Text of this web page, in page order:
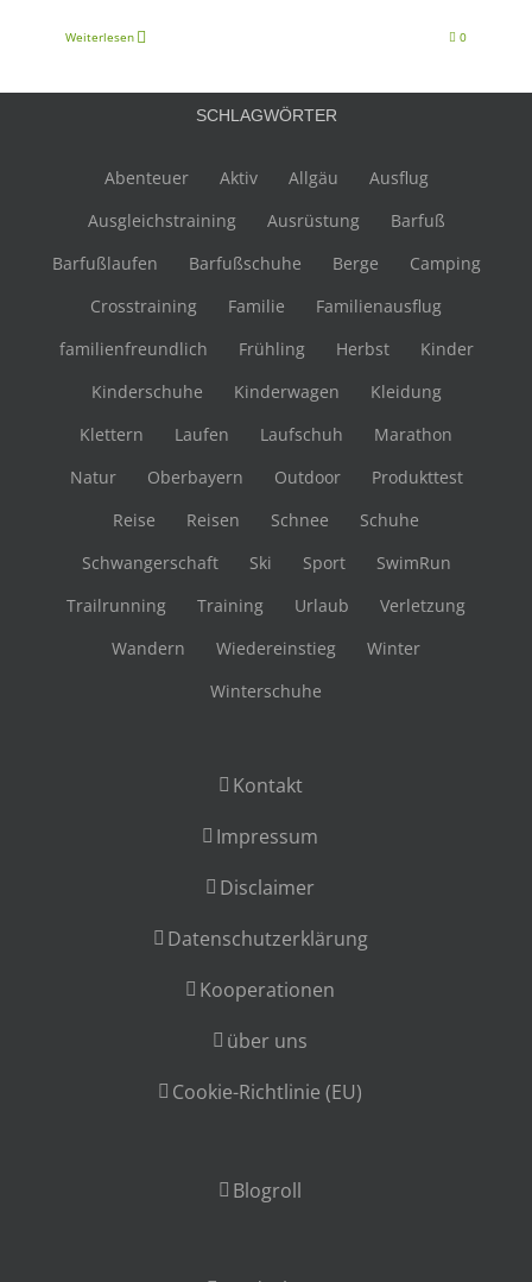
Weiterlesen 0
SCHLAGWÖRTER
Abenteuer Aktiv Allgäu
Ausflug
Ausgleichstraining
Ausrüstung
Barfuß
Barfußlaufen
Barfußschuhe Berge
Camping
Crosstraining
Familie
Familienausflug
familienfreundlich
Frühling Herbst
Kinder
Kinderschuhe
Kinderwagen
Kleidung
Klettern
Laufen Laufschuh
Marathon
Natur
Oberbayern Outdoor
Produkttest
Reise
Reisen Schnee
Schuhe
Schwangerschaft
Ski Sport
SwimRun
Trailrunning
Training Urlaub
Verletzung
Wandern
Wiedereinstieg
Winter
Winterschuhe
Kontakt
Impressum
Disclaimer
Datenschutzerklärung
Kooperationen
über uns
Cookie-Richtlinie (EU)
Blogroll